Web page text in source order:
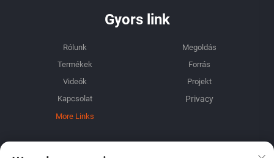
Gyors link
Rólunk
Megoldás
Termékek
Forrás
Videók
Projekt
Kapcsolat
More Links